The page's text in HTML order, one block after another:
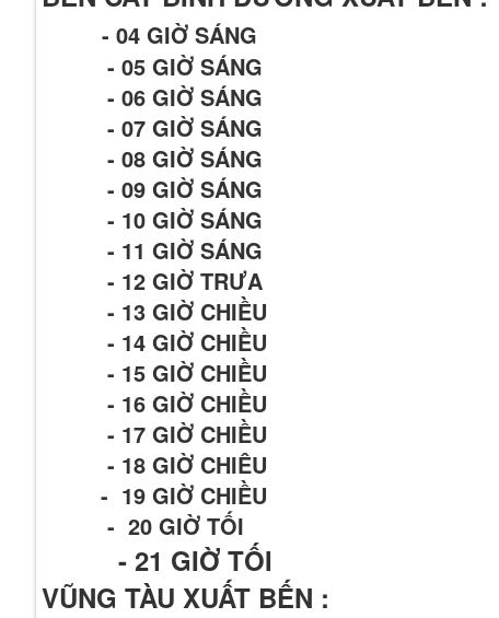
- 04 GIỜ SÁNG
- 05 GIỜ SÁNG
- 06 GIỜ SÁNG
- 07 GIỜ SÁNG
- 08 GIỜ SÁNG
- 09 GIỜ SÁNG
- 10 GIỜ SÁNG
- 11 GIỜ SÁNG
- 12 GIỜ TRƯA
- 13 GIỜ CHIỀU
- 14 GIỜ CHIỀU
- 15 GIỜ CHIỀU
- 16 GIỜ CHIỀU
- 17 GIỜ CHIỀU
- 18 GIỜ CHIÊU
- 19 GIỜ CHIỀU
- 20 GIỜ TỐI
- 21 GIỜ TỐI
VŨNG TÀU XUẤT BẾN :